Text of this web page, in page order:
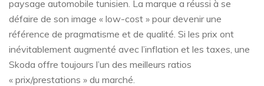
paysage automobile tunisien. La marque a réussi à se
défaire de son image « low-cost » pour devenir une
référence de pragmatisme et de qualité. Si les prix ont
inévitablement augmenté avec l’inflation et les taxes, une
Skoda offre toujours l’un des meilleurs ratios
« prix/prestations » du marché.